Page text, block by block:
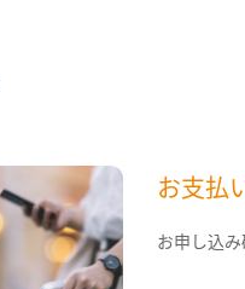
お支払
お申し込